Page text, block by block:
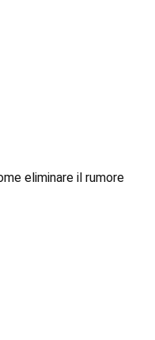
eliminare il rumore